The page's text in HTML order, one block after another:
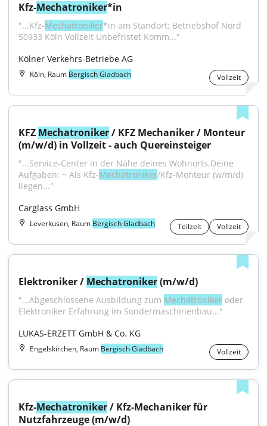
Kfz-Mechatroniker*in
"...Kfz-Mechatroniker*in am Standort: Betriebshof Nord
50933 Köln Vollzeit Unbefristet Komm..."
Kölner Verkehrs-Betriebe AG
Köln, Raum Bergisch Gladbach Vollzeit
KFZ Mechatroniker / KFZ Mechaniker / Monteur
(m/w/d) in Vollzeit - auch Quereinsteiger
"...Service-Center in der Nähe deines Wohnorts.Deine
Aufgaben: ~ Als Kfz-Mechatroniker/Kfz-Monteur (w/m/d)
liegen..."
Carglass GmbH
Leverkusen, Raum Bergisch Gladbach Teilzeit Vollzeit
Elektroniker / Mechatroniker (m/w/d)
"...Abgeschlossene Ausbildung zum Mechatroniker oder
Elektroniker Erfahrung im Sondermaschinenbau..."
LUKAS-ERZETT GmbH & Co. KG
Engelskirchen, Raum Bergisch Gladbach Vollzeit
Kfz-Mechatroniker / Kfz-Mechaniker für
Nutzfahrzeuge (m/w/d)